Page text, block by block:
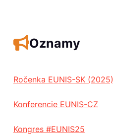
Oznamy
Ročenka EUNIS-SK (2025)
Konferencie EUNIS-CZ
Kongres #EUNIS25